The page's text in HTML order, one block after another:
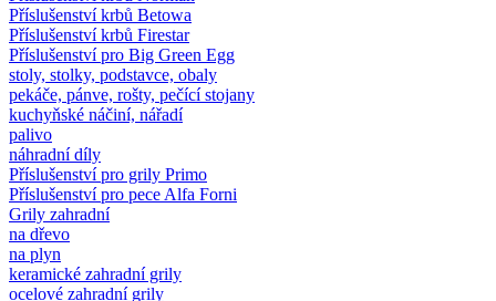
Příslušenství krbů Betowa
Příslušenství krbů Firestar
Příslušenství pro Big Green Egg
stoly, stolky, podstavce, obaly
pekáče, pánve, rošty, pečící stojany
kuchyňské náčiní, nářadí
palivo
náhradní díly
Příslušenství pro grily Primo
Příslušenství pro pece Alfa Forni
Grily zahradní
na dřevo
na plyn
keramické zahradní grily
ocelové zahradní grily